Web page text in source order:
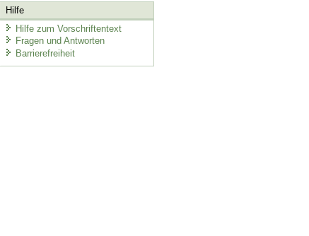
Hilfe
Hilfe zum Vorschriftentext
Fragen und Antworten
Barrierefreiheit